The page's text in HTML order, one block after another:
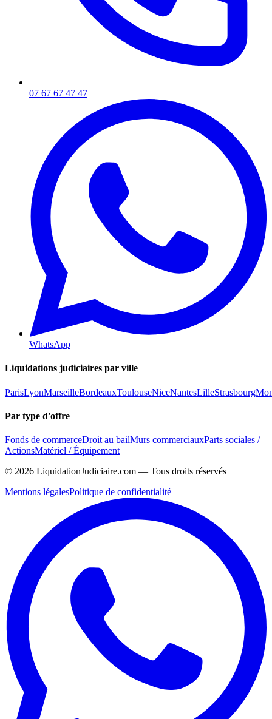
07 67 67 47 47
WhatsApp
Liquidations judiciaires par ville
ParisLyonMarseilleBordeauxToulouseNiceNantesLilleStrasbourg
Par type d'offre
Fonds de commerceDroit au bailMurs commerciauxParts sociales /
ActionsMatériel / Équipement
© 2026 LiquidationJudiciaire.com — Tous droits réservés
Mentions légalesPolitique de confidentialité